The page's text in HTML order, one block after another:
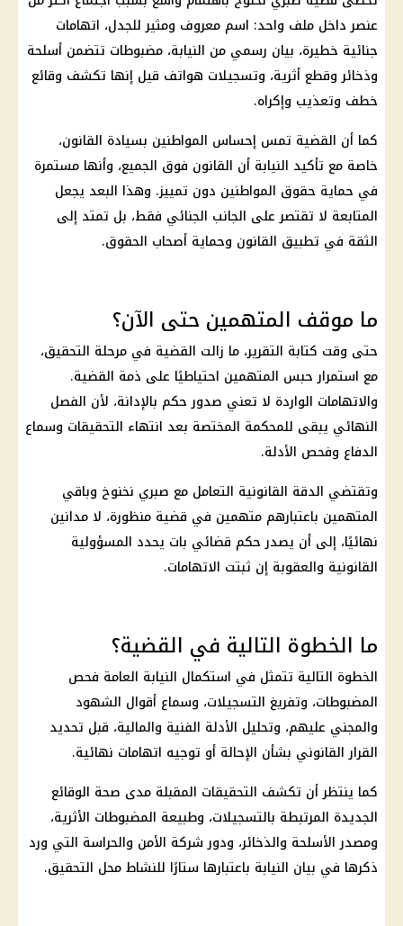
عنصر داخل ملف واحد: اسم معروف ومثير للجدل، اتهامات
جنائية خطيرة، بيان رسمي من النيابة، مضبوطات تتضمن أسلحة
وذخائر وقطع أثرية، وتسجيلات هواتف قيل إنها تكشف وقائع
خطف وتعذيب وإكراه.
كما أن القضية تمس إحساس المواطنين بسيادة القانون،
خاصة مع تأكيد النيابة أن القانون فوق الجميع، وأنها مستمرة
في حماية حقوق المواطنين دون تمييز. وهذا البعد يجعل
المتابعة لا تقتصر على الجانب الجنائي فقط، بل تمتد إلى
الثقة في تطبيق القانون وحماية أصحاب الحقوق.
ما موقف المتهمين حتى الآن؟
حتى وقت كتابة التقرير، ما زالت القضية في مرحلة التحقيق،
مع استمرارحبس المتهمين احتياطيًا على ذمة القضية.
والاتهامات الواردة لا تعني صدور حكم بالإدانة، لأن الفصل
النهائي يبقى للمحكمة المختصة بعد انتهاء التحقيقات وسماع
الدفاع وفحص الأدلة.
وتقتضي الدقة القانونية التعامل مع صبري نخنوخ وباقي
المتهمين باعتبارهم متهمين في قضية منظورة، لا مدانين
نهائيًا، إلى أن يصدر حكم قضائي بات يحدد المسؤولية
القانونية والعقوبة إن ثبتت الاتهامات.
ما الخطوة التالية في القضية؟
الخطوة التالية تتمثل في استكمال النيابة العامة فحص
المضبوطات، وتفريغ التسجيلات، وسماع أقوال الشهود
والمجني عليهم، وتحليل الأدلة الفنية والمالية، قبل تحديد
القرار القانوني بشأن الإحالة أو توجيه اتهامات نهائية.
كما ينتظر أن تكشف التحقيقات المقبلة مدى صحة الوقائع
الجديدة المرتبطة بالتسجيلات، وطبيعة المضبوطات الأثرية،
ومصدر الأسلحة والذخائر، ودور شركة الأمن والحراسة التي ورد
ذكرها في بيان النيابة باعتبارها ستارًا للنشاط محل التحقيق.